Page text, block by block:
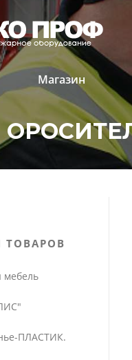
Магазин
ТОВАРОВ
мебель
ПЛАСТИК.